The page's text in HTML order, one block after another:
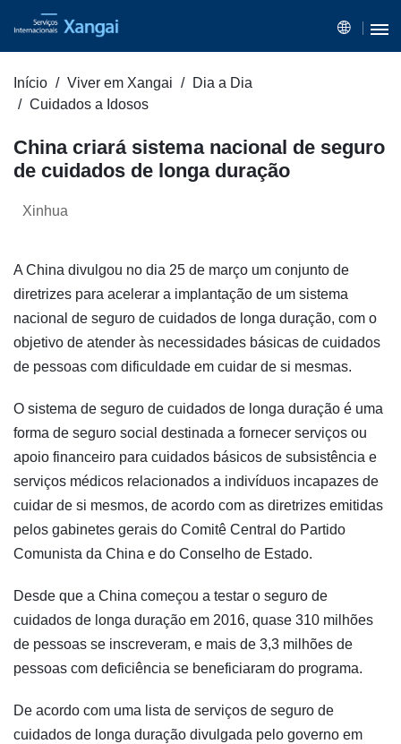
Início Viver em Xangai
Dia a Dia
Cuidados a Idosos
China criará sistema nacional de seguro
de cuidados de longa duração
Xinhua
A China divulgou no dia 25 de março um conjunto de
diretrizes para acelerar a implantação de um sistema
nacional de seguro de cuidados de longa duração, com o
objetivo de atender às necessidades básicas de cuidados
de pessoas com dificuldade em cuidar de si mesmas.
O sistema de seguro de cuidados de longa duração é uma
forma de seguro social destinada a fornecer serviços ou
apoio financeiro para cuidados básicos de subsistência e
serviços médicos relacionados a indivíduos incapazes de
cuidar de si mesmos, de acordo com as diretrizes emitidas
pelos gabinetes gerais do Comitê Central do Partido
Comunista da China e do Conselho de Estado.
Desde que a China começou a testar o seguro de
cuidados de longa duração em 2016, quase 310 milhões
de pessoas se inscreveram, e mais de 3,3 milhões de
pessoas com deficiência se beneficiaram do programa.
De acordo com uma lista de serviços de seguro de
cuidados de longa duração divulgada pelo governo em